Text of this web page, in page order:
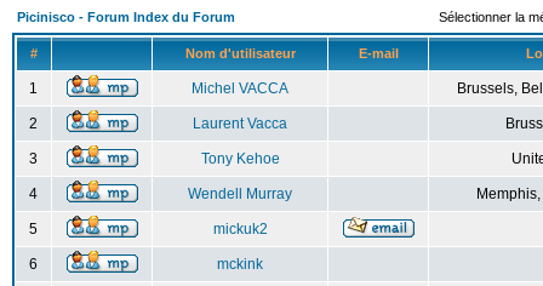
Picinisco - Forum Index du Forum Sélectionner la
# Nom d'utilisateur E-mail
1 Michel VACCA Brussels,
2 Laurent Vacca
3 Tony Kehoe
4 Wendell Murray
5 mickuk2
6 mckink